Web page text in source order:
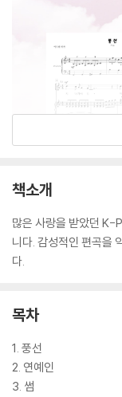
책소개
많은 사랑을 받았던 K-
니다. 감성적인 편곡을
다.
목차
1. 풍선
2. 연예인
3. 썸